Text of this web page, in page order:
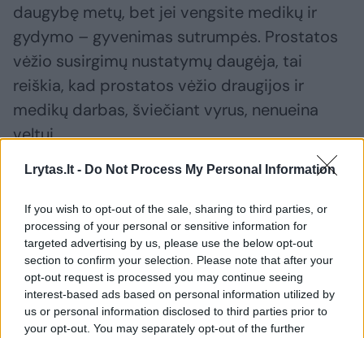
Lrytas.lt - Do Not Process My Personal Information
If you wish to opt-out of the sale, sharing to third parties, or
processing of your personal or sensitive information for
targeted advertising by us, please use the below opt-out
section to confirm your selection. Please note that after your
opt-out request is processed you may continue seeing
interest-based ads based on personal information utilized by
us or personal information disclosed to third parties prior to
your opt-out. You may separately opt-out of the further
daugybę metų, bet jei vengsite medikų ir
gydymo – gyvenimas sutrumpės. Prostatos
vėžio susirgimų nustatymų daugėja, tai
reiškia, kad prostatos vėžio draugijos ir
medikų darbas, šviečiant vyrus, nenueina
veltui.
„Mūsų kuklumas, posovietinis drovumas,
bijojimas sirgti ir tapti našta šeimai – kiša
koją. Nepadeda ir valstybė, kuri jau ėmėsi
taupyti vyrų sąskaita ir prostatos